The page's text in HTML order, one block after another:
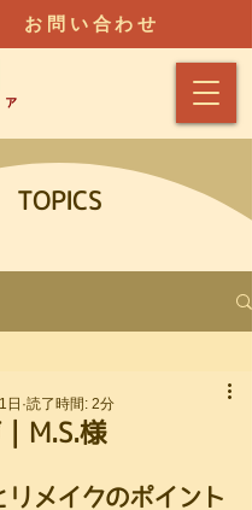
お問い合わせ
ア
TOPICS
M.S.様
日 読了時間: 2分
リメイクのポイント